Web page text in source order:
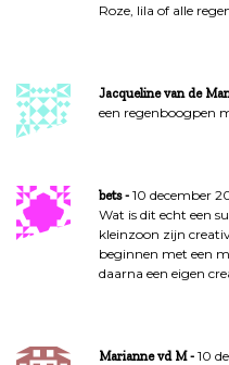
Roze, lila of alle
Jacqueline van de
een regenboogpen
bets
10 december
Wat is dit echt een
kleinzoon zijn
beginnen met een
daarna een eigen
Marianne vd M
10